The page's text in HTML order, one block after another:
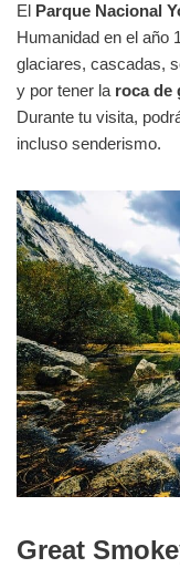
El Parque Nacional
Humanidad en el año
glaciares, cascadas,
y por tener la roca de
Durante tu visita,
incluso senderismo.
Great